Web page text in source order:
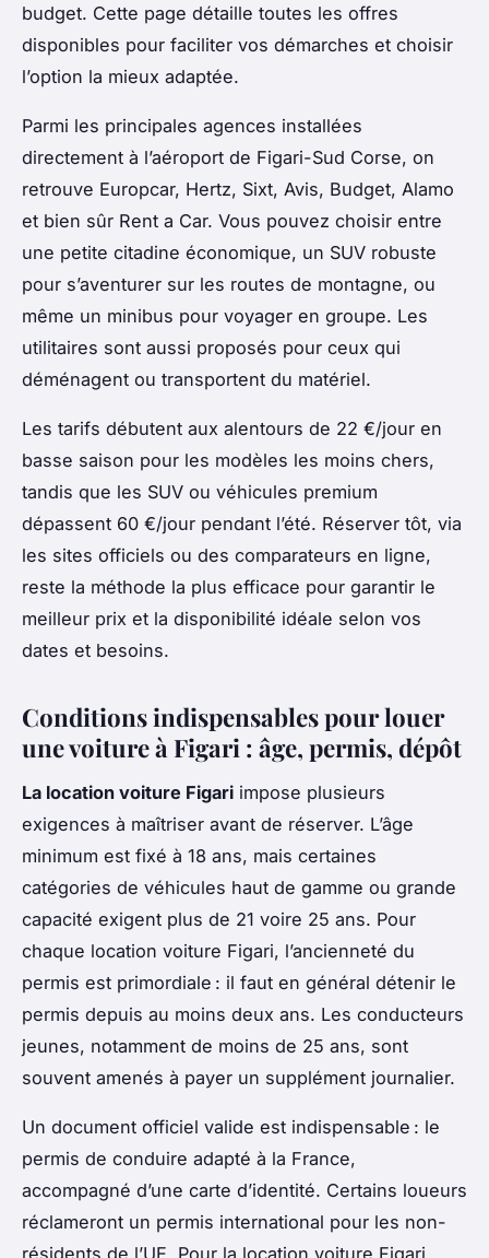
budget. Cette page détaille toutes les offres
disponibles pour faciliter vos démarches et choisir
l’option la mieux adaptée.
Parmi les principales agences installées
directement à l’aéroport de Figari-Sud Corse, on
retrouve Europcar, Hertz, Sixt, Avis, Budget, Alamo
et bien sûr Rent a Car. Vous pouvez choisir entre
une petite citadine économique, un SUV robuste
pour s’aventurer sur les routes de montagne, ou
même un minibus pour voyager en groupe. Les
utilitaires sont aussi proposés pour ceux qui
déménagent ou transportent du matériel.
Les tarifs débutent aux alentours de 22 €/jour en
basse saison pour les modèles les moins chers,
tandis que les SUV ou véhicules premium
dépassent 60 €/jour pendant l’été. Réserver tôt, via
les sites officiels ou des comparateurs en ligne,
reste la méthode la plus efficace pour garantir le
meilleur prix et la disponibilité idéale selon vos
dates et besoins.
Conditions indispensables pour louer
une voiture à Figari : âge, permis, dépôt
La location voiture Figari impose plusieurs
exigences à maîtriser avant de réserver. L’âge
minimum est fixé à 18 ans, mais certaines
catégories de véhicules haut de gamme ou grande
capacité exigent plus de 21 voire 25 ans. Pour
chaque location voiture Figari, l’ancienneté du
permis est primordiale : il faut en général détenir le
permis depuis au moins deux ans. Les conducteurs
jeunes, notamment de moins de 25 ans, sont
souvent amenés à payer un supplément journalier.
Un document officiel valide est indispensable : le
permis de conduire adapté à la France,
accompagné d’une carte d’identité. Certains loueurs
réclameront un permis international pour les non-